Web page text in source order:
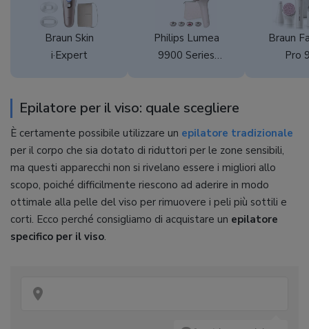
Braun Skin
i·Expert
Philips Lumea
9900 Series
Braun
Pro
Epilatore per il viso: quale scegliere
È certamente possibile utilizzare un epilatore tradizionale
per il corpo che sia dotato di riduttori per le zone sensibili,
ma questi apparecchi non si rivelano essere i migliori allo
scopo, poiché difficilmente riescono ad aderire in modo
ottimale alla pelle del viso per rimuovere i peli più sottili e
corti. Ecco perché consigliamo di acquistare un epilatore
specifico per il viso.